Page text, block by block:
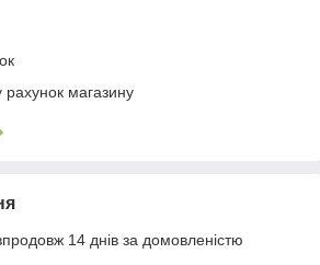
магазину
14 днів за домовленістю